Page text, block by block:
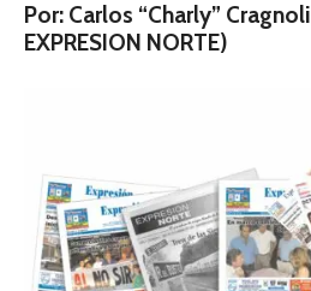
Por: Carlos “Charly”
EXPRESION NORTE)